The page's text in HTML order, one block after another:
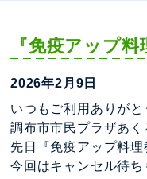
『免疫アップ
2026年2月9日
いつもご利用ありがと
調布市市民プラザあく
先日『免疫アップ料理
今回はキャンセル待